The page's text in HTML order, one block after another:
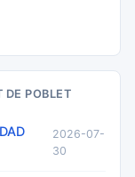
DE POBLET
2026-07-
30